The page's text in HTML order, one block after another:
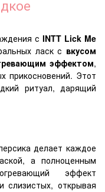
сINTT Lick Me
ласк с вкусом
эффектом,
прикосновений. Этот
ритуал, дарящий
делает каждое
а полноценным
эффект
слизистых, открывая